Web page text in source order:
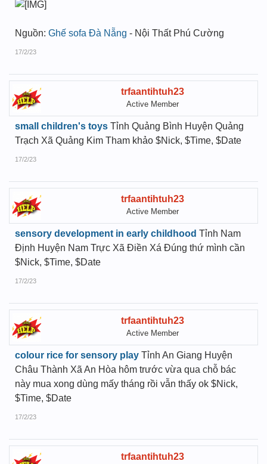
Nguồn: Ghế sofa Đà Nẵng - Nội Thất Phú Cường
17/2/23
trfaantihtuh23
Active Member
small children's toys Tỉnh Quảng Bình Huyện Quảng
Trạch Xã Quảng Kim Tham khảo $Nick, $Time, $Date
17/2/23
trfaantihtuh23
Active Member
sensory development in early childhood Tỉnh Nam
Định Huyện Nam Trực Xã Điền Xá Đúng thứ mình cần
$Nick, $Time, $Date
17/2/23
trfaantihtuh23
Active Member
colour rice for sensory play Tỉnh An Giang Huyện
Châu Thành Xã An Hòa hôm trước vừa qua chỗ bác
này mua xong dùng mấy tháng rồi vẫn thấy ok $Nick,
$Time, $Date
17/2/23
trfaantihtuh23